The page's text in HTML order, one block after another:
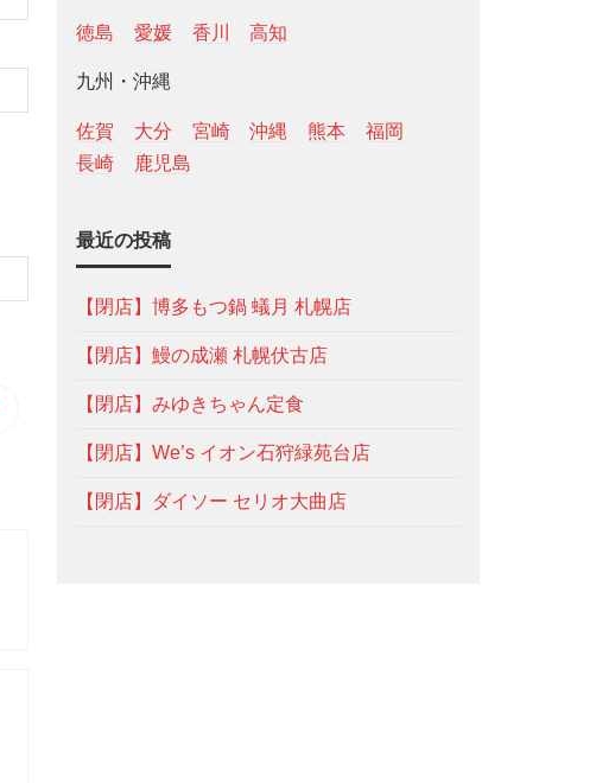
徳島 愛媛 香川 高知
九州・沖縄
佐賀 大分 宮崎 沖縄 熊本
福岡
長崎
鹿児島
最近の投稿
【閉店】博多もつ鍋 蟻月 札幌店
【閉店】鰻の成瀬 札幌伏古店
【閉店】みゆきちゃん定食
【閉店】We’s イオン石狩緑苑台店
【閉店】ダイソー セリオ大曲店